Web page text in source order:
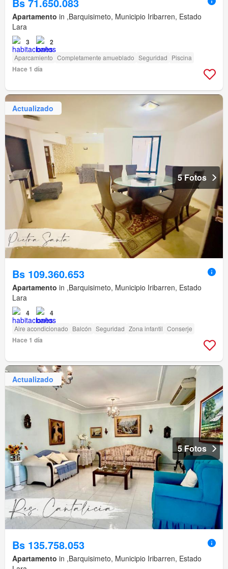
Bs 71.650.083
Apartamento in ,Barquisimeto, Municipio Iribarren, Estado
Lara
3 2
Aparcamiento Completamente amueblado Seguridad Piscina
Hace 1 día
Actualizado
5 Fotos
Bs 109.360.653
Apartamento in ,Barquisimeto, Municipio Iribarren, Estado
Lara
4 4
Aire acondicionado Balcón Seguridad Zona infantil Conserje
Hace 1 día
Actualizado
5 Fotos
Bs 135.758.053
Apartamento in ,Barquisimeto, Municipio Iribarren, Estado